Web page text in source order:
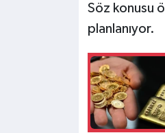
Söz konusu
planlanıyor.